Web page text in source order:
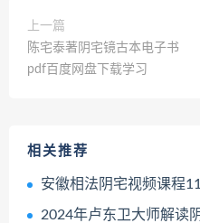
上一篇
陈宅泰著阴宅镜古本电子书
pdf百度网盘下载学习
相关推荐
安徽相法阴宅视频课程11集
2024年卢东卫大师解读阴宅风水